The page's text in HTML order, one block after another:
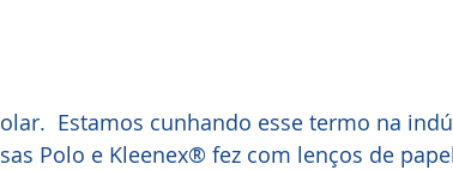
Estamos cunhando esse termo na
Polo e Kleenex® fez com lenços de